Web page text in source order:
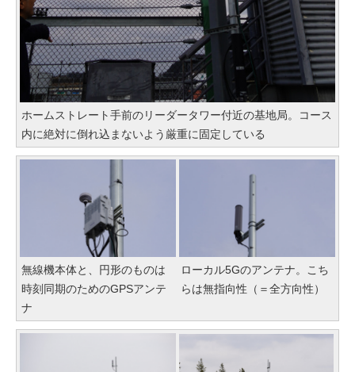
ホームストレート手前のリーダータワー付近の基地局。コース
内に絶対に倒れ込まないよう厳重に固定している
無線機本体と、円形のものは
時刻同期のためのGPSアンテ
ナ
ローカル5Gのアンテナ。こち
らは無指向性（＝全方向性）